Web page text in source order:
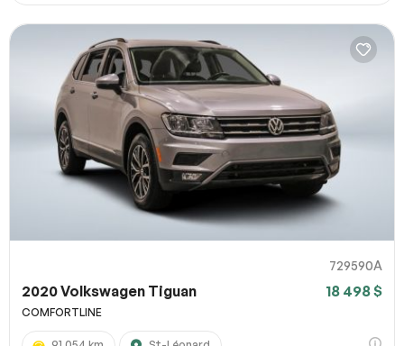
729590A
2020 Volkswagen Tiguan 18 498 $
COMFORTLINE